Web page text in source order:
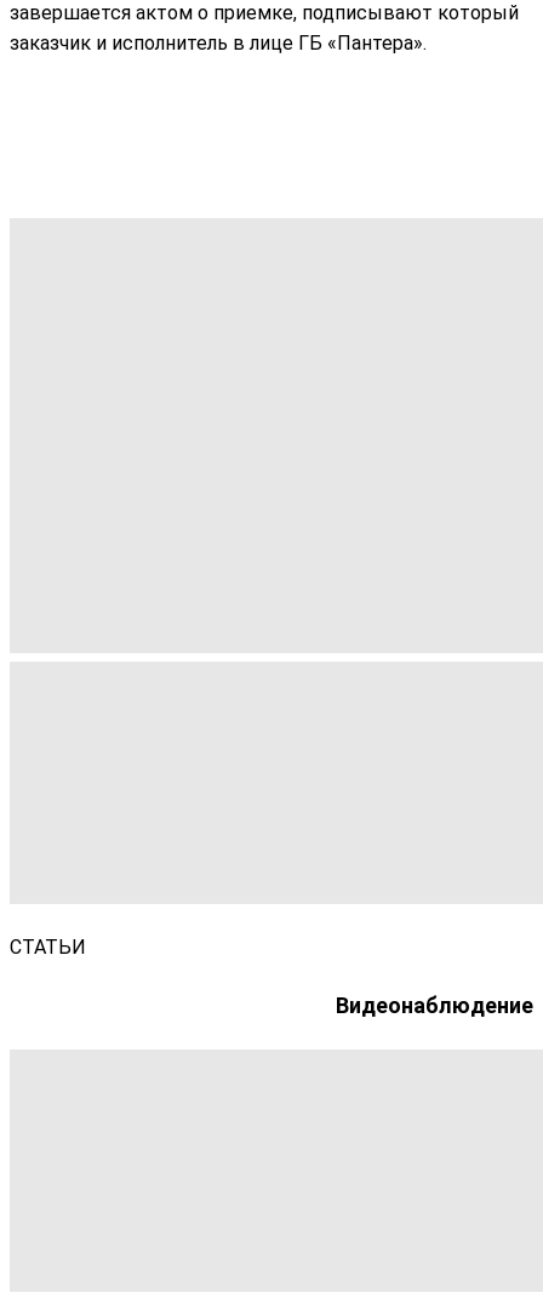
завершается актом о приемке, подписывают который
заказчик и исполнитель в лице ГБ «Пантера».
СТАТЬИ
Видеонаблюдение